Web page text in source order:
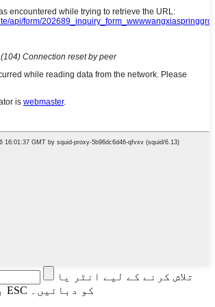
تلاش کرنے کے لیے انٹر یا
بند کرنے کے لیے ESC کو دبائیں۔